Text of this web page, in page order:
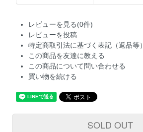
レビューを見る(0件)
レビューを投稿
特定商取引法に基づく表記（返品等）
この商品を友達に教える
この商品について問い合わせる
買い物を続ける
SOLD OUT